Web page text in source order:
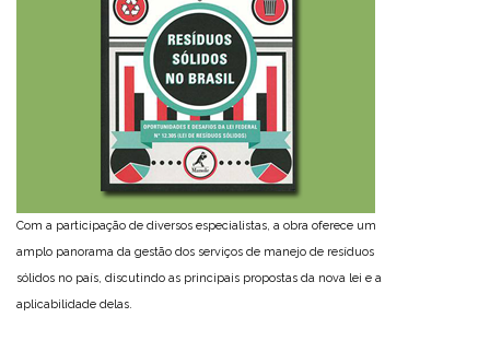
Com a participação de diversos especialistas, a obra oferece um
amplo panorama da gestão dos serviços de manejo de resíduos
sólidos no país, discutindo as principais propostas da nova lei e a
aplicabilidade delas.